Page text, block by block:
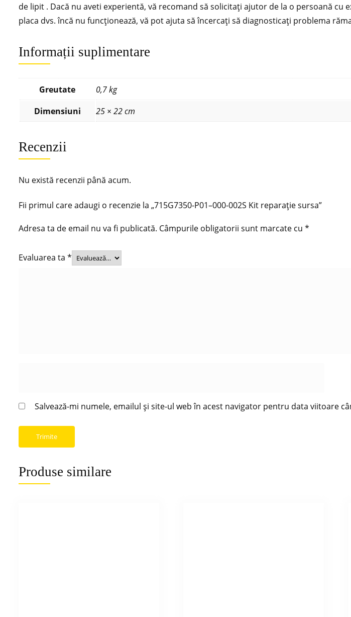
de lipit . Dacă nu aveti experientă, vă recomand să solicitați ajutor de la o persoană
placa dvs. încă nu funcționează, vă pot ajuta să încercați să diagnosticați problema
Informații suplimentare
Greutate
0,7 kg
Dimensiuni
25 × 22 cm
Recenzii
Nu există recenzii până acum.
Fii primul care adaugi o recenzie la „715G7350-P01–000-002S Kit reparație sursa”
Adresa ta de email nu va fi publicată. Câmpurile obligatorii sunt marcate cu *
Evaluarea ta *
Salvează-mi numele, emailul și site-ul web în acest navigator pentru data viitoare
Produse similare